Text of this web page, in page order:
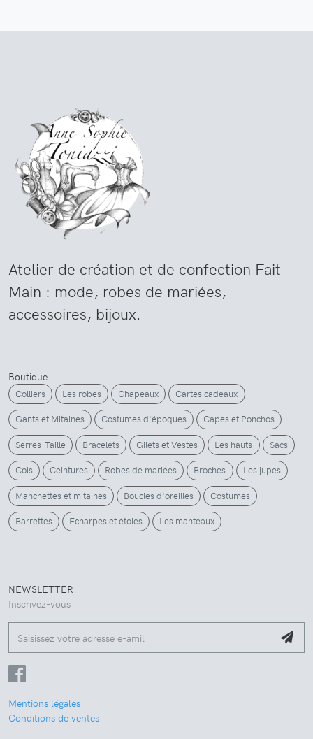
Atelier de création et de confection Fait
Main : mode, robes de mariées,
accessoires, bijoux.
Boutique
Colliers Les robes Chapeaux Cartes cadeaux
Gants et Mitaines Costumes d'époques Capes et Ponchos
Serres-Taille Bracelets Gilets et Vestes Les hauts Sacs
Cols Ceintures Robes de mariées Broches Les jupes
Manchettes et mitaines Boucles d'oreilles Costumes
Barrettes Echarpes et étoles Les manteaux
NEWSLETTER
Inscrivez-vous
Mentions légales
Conditions de ventes